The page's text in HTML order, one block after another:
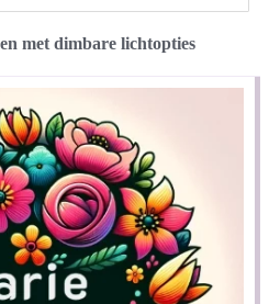
met dimbare lichtopties